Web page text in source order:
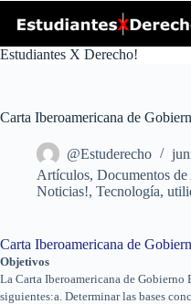
Estudiantes X Derecho!
Carta Iberoamericana de
@Estuderecho
Artículos, Documentos
Noticias!, Tecnología,
Carta Iberoamericana de
Objetivos
La Carta Iberoamericana de
siguientes:a. Determinar las bases